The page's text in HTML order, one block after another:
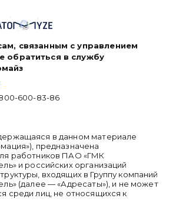
связанным с управлением
в службу
600-83-86
в данном материале
предназначена
работников ПАО «ГМК
и российских организаций
входящих в Группу компаний
(далее — «Адресаты»), и не может
среди лиц, не относящихся к